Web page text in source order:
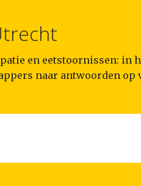
en eetstoornissen: in
naar antwoorden op